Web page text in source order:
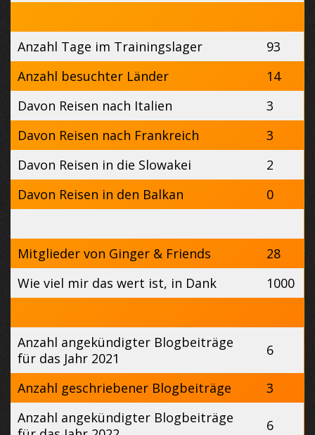
Anzahl Tage im Trainingslager
93
Anzahl besuchter Länder
14
Davon Reisen nach Italien
3
Davon Reisen nach Frankreich
3
Davon Reisen in die Slowakei
2
Davon Reisen in den Balkan
0
Mitglieder von Ginger & Friends
28
Wie viel mir das wert ist, in Dank
1000
Anzahl angekündigter Blogbeiträge
für das Jahr 2021
6
Anzahl geschriebener Blogbeiträge
3
Anzahl angekündigter Blogbeiträge
6